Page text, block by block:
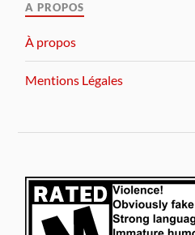
A PROPOS
À propos
Mentions Légales